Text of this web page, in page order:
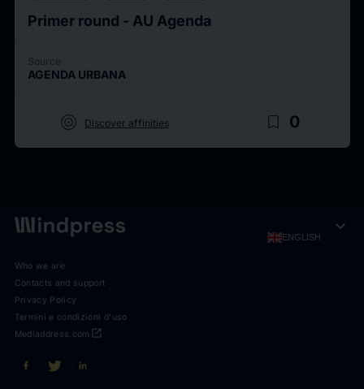
Primer round - AU Agenda
Source
AGENDA URBANA
target Discover affinities bookmark_border 0
ENGLISH expand_more
Who we are
Contacts and support
Privacy Policy
Termini e condizioni d'uso
open_in_new
Mediaddress.com